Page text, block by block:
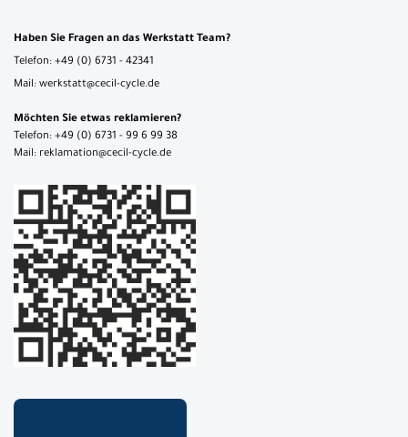
Haben Sie Fragen an das Werkstatt Team?
Telefon: +49 (0) 6731 - 42341
Mail: werkstatt@cecil-cycle.de
Möchten Sie etwas reklamieren?
Telefon: +49 (0) 6731 - 99 6 99 38
Mail: reklamation@cecil-cycle.de